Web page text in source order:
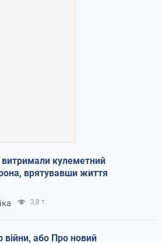
кулеметний
врятувавши життя
3,8 т.
війни, або Про новий